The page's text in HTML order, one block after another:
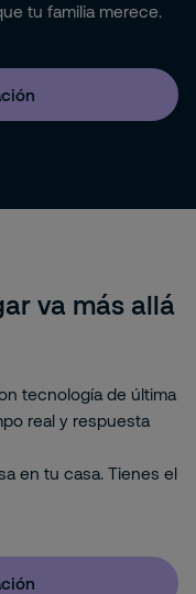
tu familia merece.
va más allá
tecnología de última
real y respuesta
en tu casa. Tienes el